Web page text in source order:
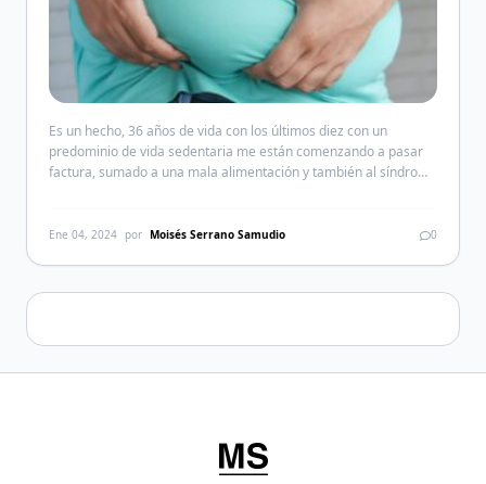
Es un hecho, 36 años de vida con los últimos diez con un
predominio de vida sedentaria me están comenzando a pasar
factura, sumado a una mala alimentación y también al síndrome
puertas de mi […]
Ene 04, 2024 por Moisés Serrano Samudio 0